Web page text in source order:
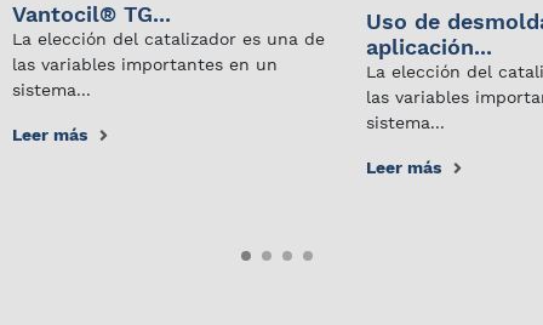
Vantocil® TG...
La elección del catalizador es una de
las variables importantes en un
sistema...
Leer más
Uso de
aplicación...
La elección del
las variables
sistema...
Leer más